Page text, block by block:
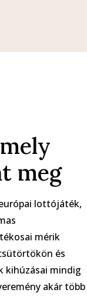
meg
lottójáték,
mérik
és
kihúzásai mindig
akár több